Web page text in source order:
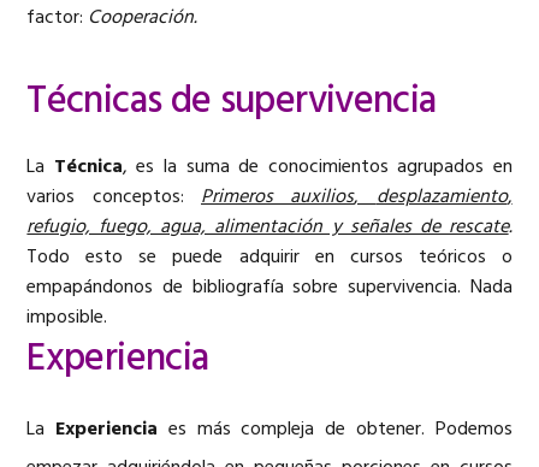
factor: Cooperación.
Técnicas de supervivencia
La Técnica, es la suma de conocimientos agrupados en
varios conceptos: Primeros auxilios,desplazamiento,
refugio, fuego, agua, alimentación y señales de rescate.
Todo esto se puede adquirir en cursos teóricos o
empapándonos de bibliografía sobre supervivencia. Nada
imposible.
Experiencia
La Experiencia es más compleja de obtener. Podemos